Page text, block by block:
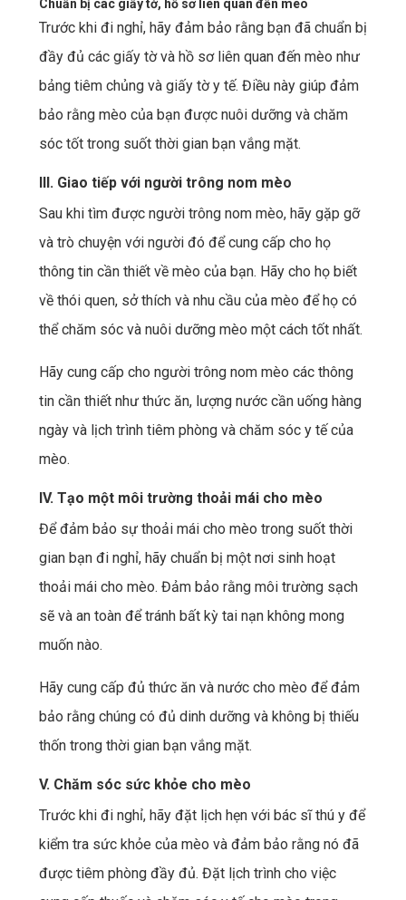
Chuẩn bị các giấy tờ, hồ sơ liên quan đến mèo
Trước khi đi nghỉ, hãy đảm bảo rằng bạn đã chuẩn bị
đầy đủ các giấy tờ và hồ sơ liên quan đến mèo như
bảng tiêm chủng và giấy tờ y tế. Điều này giúp đảm
bảo rằng mèo của bạn được nuôi dưỡng và chăm
sóc tốt trong suốt thời gian bạn vắng mặt.
III. Giao tiếp với người trông nom mèo
Sau khi tìm được người trông nom mèo, hãy gặp gỡ
và trò chuyện với người đó để cung cấp cho họ
thông tin cần thiết về mèo của bạn. Hãy cho họ biết
về thói quen, sở thích và nhu cầu của mèo để họ có
thể chăm sóc và nuôi dưỡng mèo một cách tốt nhất.
Hãy cung cấp cho người trông nom mèo các thông
tin cần thiết như thức ăn, lượng nước cần uống hàng
ngày và lịch trình tiêm phòng và chăm sóc y tế của
mèo.
IV. Tạo một môi trường thoải mái cho mèo
Để đảm bảo sự thoải mái cho mèo trong suốt thời
gian bạn đi nghỉ, hãy chuẩn bị một nơi sinh hoạt
thoải mái cho mèo. Đảm bảo rằng môi trường sạch
sẽ và an toàn để tránh bất kỳ tai nạn không mong
muốn nào.
Hãy cung cấp đủ thức ăn và nước cho mèo để đảm
bảo rằng chúng có đủ dinh dưỡng và không bị thiếu
thốn trong thời gian bạn vắng mặt.
V. Chăm sóc sức khỏe cho mèo
Trước khi đi nghỉ, hãy đặt lịch hẹn với bác sĩ thú y để
kiểm tra sức khỏe của mèo và đảm bảo rằng nó đã
được tiêm phòng đầy đủ. Đặt lịch trình cho việc